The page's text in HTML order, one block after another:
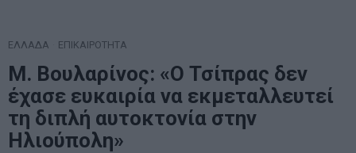
ΕΛΛΑΔΑ ΕΠΙΚΑΙΡΟΤΗΤΑ
Μ. Βουλαρίνος: «Ο Τσίπρας δεν
έχασε ευκαιρία να εκμεταλλευτεί
τη διπλή αυτοκτονία στην
Ηλιούπολη»